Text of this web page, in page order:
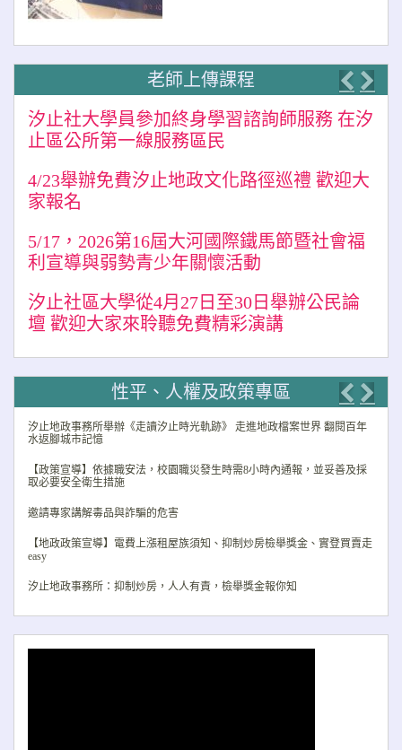
老師上傳課程
汐止社大學員參加終身學習諮詢師服務 在汐
止區公所第一線服務區民
4/23舉辦免費汐止地政文化路徑巡禮 歡迎大
家報名
5/17，2026第16屆大河國際鐵馬節暨社會福
利宣導與弱勢青少年關懷活動
汐止社區大學從4月27日至30日舉辦公民論
壇 歡迎大家來聆聽免費精彩演講
性平、人權及政策專區
汐止地政事務所舉辦《走讀汐止時光軌跡》 走進地政檔案世界 翻閱百年
水返腳城市記憶
【政策宣導】依據職安法，校園職災發生時需8小時內通報，並妥善及採
取必要安全衛生措施
邀請專家講解毒品與詐騙的危害
【地政政策宣導】電費上漲租屋族須知、抑制炒房檢舉獎金、實登買賣走
easy
汐止地政事務所：抑制炒房，人人有責，檢舉獎金報你知